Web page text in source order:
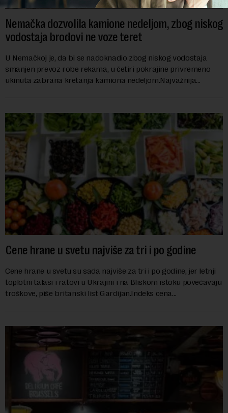
Nemačka dozvolila kamione nedeljom, zbog niskog
vodostaja brodovi ne voze teret
U Nemačkoj je, da bi se nadoknadio zbog niskog vodostaja
smanjen prevoz robe rekama, u četiri pokrajine privremeno
ukinuta zabrana kretanja kamiona nedeljom.Najvažnija
Cene hrane u svetu najviše za tri i po godine
Cene hrane u svetu su sada najviše za tri i po godine, jer letnji
toplotni talasi i ratovi u Ukrajini i na Bliskom istoku povećavaju
troškove, piše britanski list Gardijan.Indeks cena